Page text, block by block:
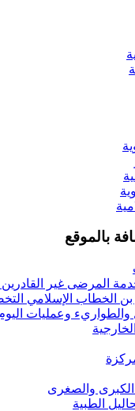
بالموقع
المرضى غير القادرين
الخطاب الإسلامي
وعمليات اليوم
والصغرى
الطبية